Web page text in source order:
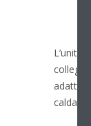
L’unità
adatta
calda